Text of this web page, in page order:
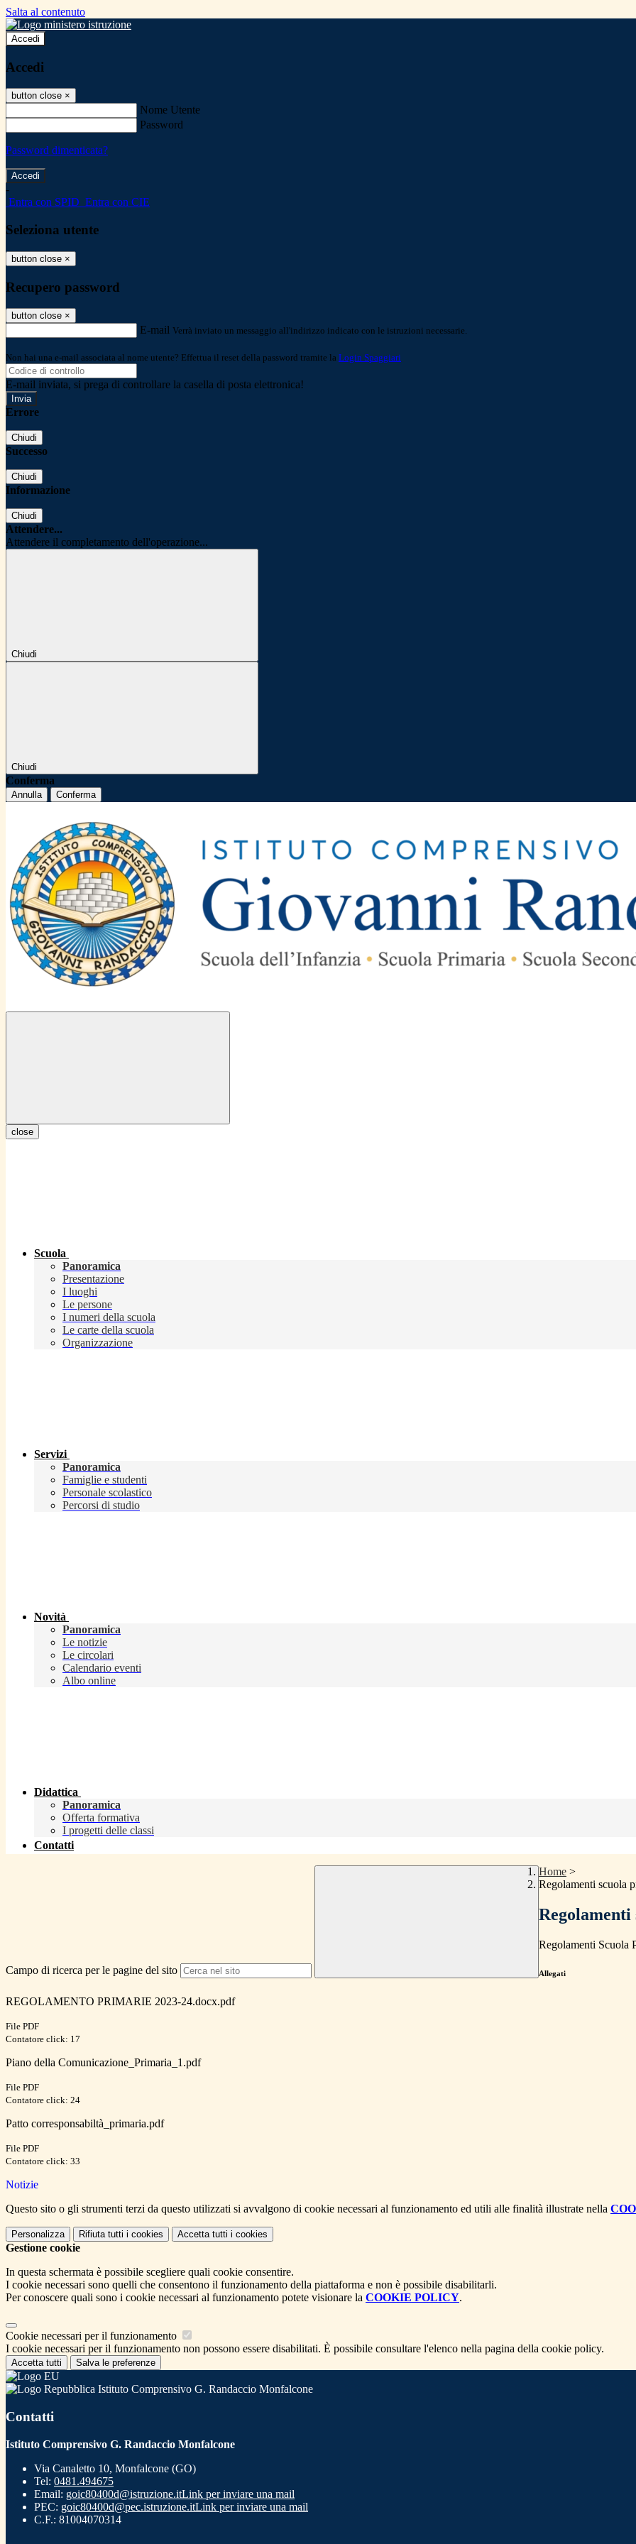
Salta al contenuto
Accedi
Accedi
button close ×
Nome Utente
Password
Password dimenticata?
-
Entra con SPID Entra con CIE
Seleziona utente
button close ×
Recupero password
button close ×
E-mail Verrà inviato un messaggio all'indirizzo indicato con le istruzioni necessarie.
Non hai una e-mail associata al nome utente? Effettua il reset della password tramite la Login Spaggiari
E-mail inviata, si prega di controllare la casella di posta elettronica!
Errore
Chiudi
Successo
Chiudi
Informazione
Chiudi
Attendere...
Attendere il completamento dell'operazione...
Chiudi
Chiudi
Conferma
Annulla Conferma
close
Scuola
Panoramica
Presentazione
I luoghi
Le persone
I numeri della scuola
Le carte della scuola
Organizzazione
Servizi
Panoramica
Famiglie e studenti
Personale scolastico
Percorsi di studio
Novità
Panoramica
Le notizie
Le circolari
Calendario eventi
Albo online
Didattica
Panoramica
Offerta formativa
I progetti delle classi
Contatti
Campo di ricerca per le pagine del sito
Home >
Regolamenti scuola
Regolamenti Scuola
Allegati
REGOLAMENTO PRIMARIE 2023-24.docx.pdf
File PDF
Contatore click: 17
Piano della Comunicazione_Primaria_1.pdf
File PDF
Contatore click: 24
Patto corresponsabiltà_primaria.pdf
File PDF
Contatore click: 33
Notizie
Questo sito o gli strumenti terzi da questo utilizzati si avvalgono di cookie necessari al funzionamento ed utili alle finalità illustrate nella
Personalizza Rifiuta tutti i cookies Accetta tutti i cookies
Gestione cookie
In questa schermata è possibile scegliere quali cookie consentire.
I cookie necessari sono quelli che consentono il funzionamento della piattaforma e non è possibile disabilitarli.
Per conoscere quali sono i cookie necessari al funzionamento potete visionare la COOKIE POLICY.
Cookie necessari per il funzionamento
I cookie necessari per il funzionamento non possono essere disabilitati. È possibile consultare l'elenco nella pagina della cookie policy.
Accetta tutti Salva le preferenze
Istituto Comprensivo G. Randaccio Monfalcone
Contatti
Istituto Comprensivo G. Randaccio Monfalcone
Via Canaletto 10, Monfalcone (GO)
Tel: 0481.494675
Email: goic80400d@istruzione.itLink per inviare una mail
PEC: goic80400d@pec.istruzione.itLink per inviare una mail
C.F.: 81004070314